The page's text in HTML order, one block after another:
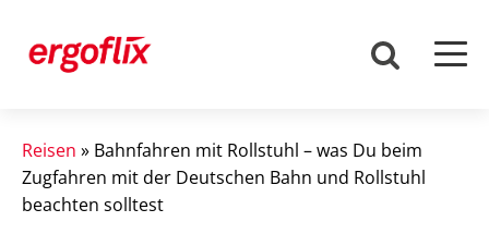
Reisen » Bahnfahren mit Rollstuhl – was Du beim
Zugfahren mit der Deutschen Bahn und Rollstuhl
beachten solltest